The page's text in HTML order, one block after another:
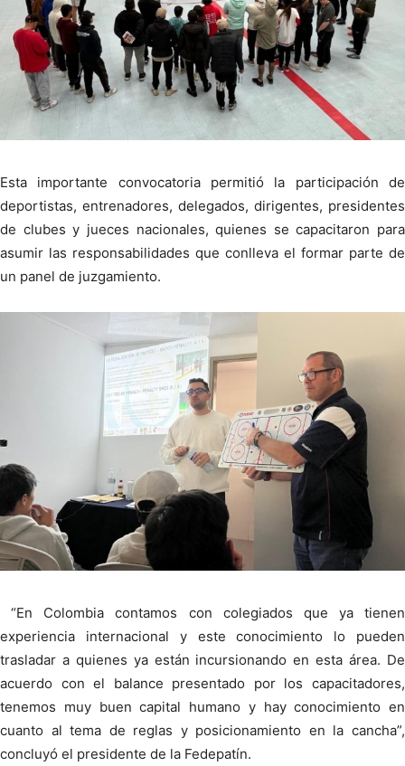
Esta importante convocatoria permitió la participación de
deportistas, entrenadores, delegados, dirigentes, presidentes
de clubes y jueces nacionales, quienes se capacitaron para
asumir las responsabilidades que conlleva el formar parte de
un panel de juzgamiento.
“En Colombia contamos con colegiados que ya tienen
experiencia internacional y este conocimiento lo pueden
trasladar a quienes ya están incursionando en esta área. De
acuerdo con el balance presentado por los capacitadores,
tenemos muy buen capital humano y hay conocimiento en
cuanto al tema de reglas y posicionamiento en la cancha”,
concluyó el presidente de la Fedepatín.